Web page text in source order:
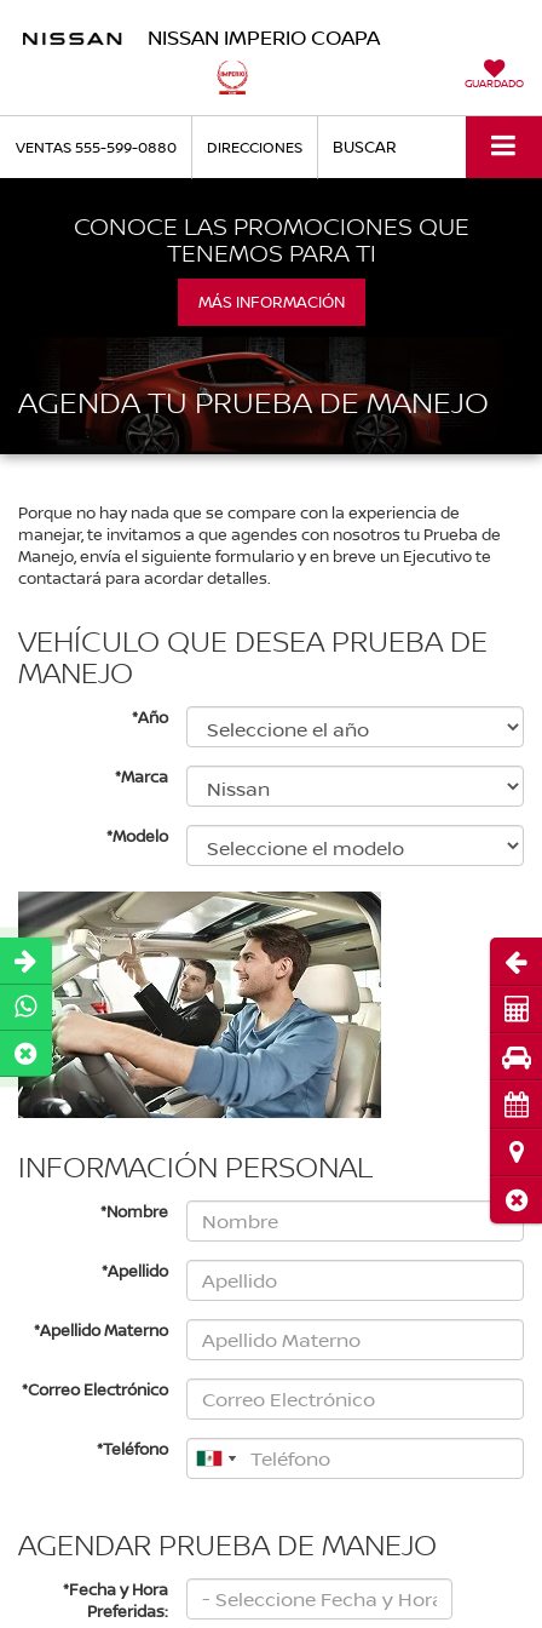
NISSAN IMPERIO COAPA
GUARDADO
VENTAS555-599-0880 DIRECCIONES BUSCAR
CONOCE LAS PROMOCIONES QUE
TENEMOS PARA TI
MÁS INFORMACIÓN
AGENDA TU PRUEBA DE MANEJO
Porque no hay nada que se compare con la experiencia de
manejar, te invitamos a que agendes con nosotros tu Prueba de
Manejo, envía el siguiente formulario y en breve un Ejecutivo te
contactará para acordar detalles.
VEHÍCULO QUE DESEA PRUEBA DE
MANEJO
*Año
*Marca
*Modelo
INFORMACIÓN PERSONAL
*Nombre
*Apellido
*Apellido Materno
*Correo Electrónico
*Teléfono
AGENDAR PRUEBA DE MANEJO
*Fecha y Hora
Preferidas: